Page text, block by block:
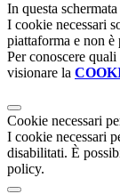
In questa
I cookie necessari
piattaforma e non
Per conoscere
visionare la
Cookie necessari
I cookie necessari
disabilitati. È
policy.